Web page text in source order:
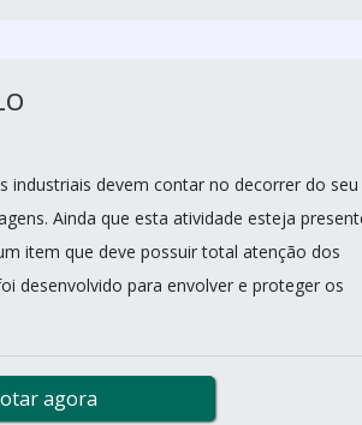
industriais devem contar no decorrer do seu
Ainda que esta atividade esteja
item que deve possuir total atenção dos
desenvolvido para envolver e proteger os
agora